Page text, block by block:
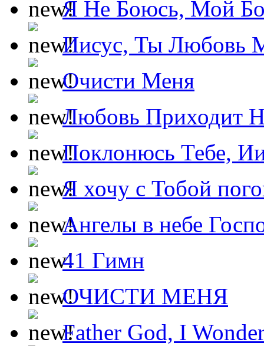
Я Не Боюсь, Мой
Иисус, Ты Любовь
Очисти Меня
Любовь Приходит
Поклонюсь Тебе,
Я хочу с Тобой
Ангелы в небе
41 Гимн
ОЧИСТИ МЕНЯ
Father God, I